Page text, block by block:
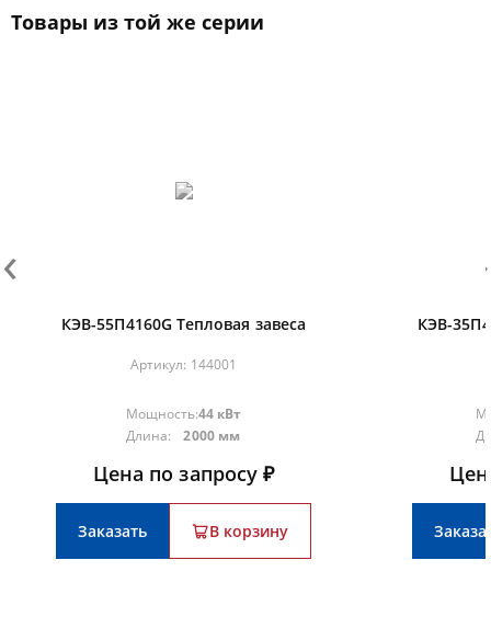
Товары из той же серии
‹ ›
КЭВ-55П4160G Тепловая завеса
Артикул: 144001
Мощность:44 кВт
Длина:
2000 мм
Цена по запросу ₽
Заказать В корзину
КЭВ-